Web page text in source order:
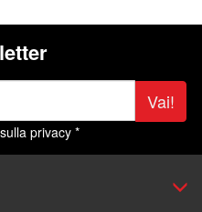
Vai!
privacy *